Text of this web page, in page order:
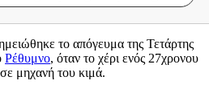
το απόγευμα της Τετάρτης
Ρέθυμνο, όταν το χέρι ενός 27χρονου
μηχανή του κιμά.